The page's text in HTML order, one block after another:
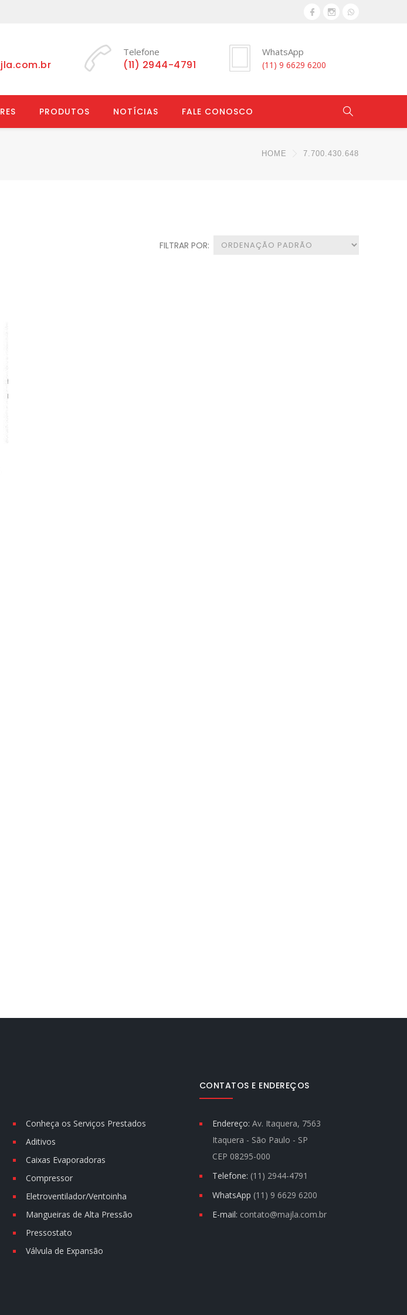
Telefone
(11) 2944-4791
WhatsApp
(11) 9 6629 6200
PRODUTOS NOTÍCIAS FALE CONOSCO
HOME 7.700.430.648
Conheça os Serviços Prestados
Aditivos
Caixas Evaporadoras
Compressor
Eletroventilador/Ventoinha
Mangueiras de Alta Pressão
Pressostato
Válvula de Expansão
CONTATOS E ENDEREÇOS
Endereço: Av. Itaquera, 7563
Itaquera - São Paulo - SP
CEP 08295-000
Telefone: (11) 2944-4791
WhatsApp (11) 9 6629 6200
E-mail: contato@majla.com.br